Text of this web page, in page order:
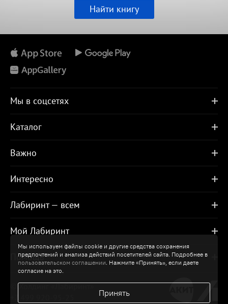
Мы используем файлы cookie и другие средства сохранения
предпочтений и анализа действий посетителей сайта. Подробнее в
пользовательском соглашении. Нажмите «Принять», если даете
согласие на это.
Принять
Найти книгу
Мы в соцсетях
Каталог
Важно
Интересно
Лабиринт — всем
Мой Лабиринт
Помощь
© Холдинг «Лабиринт»